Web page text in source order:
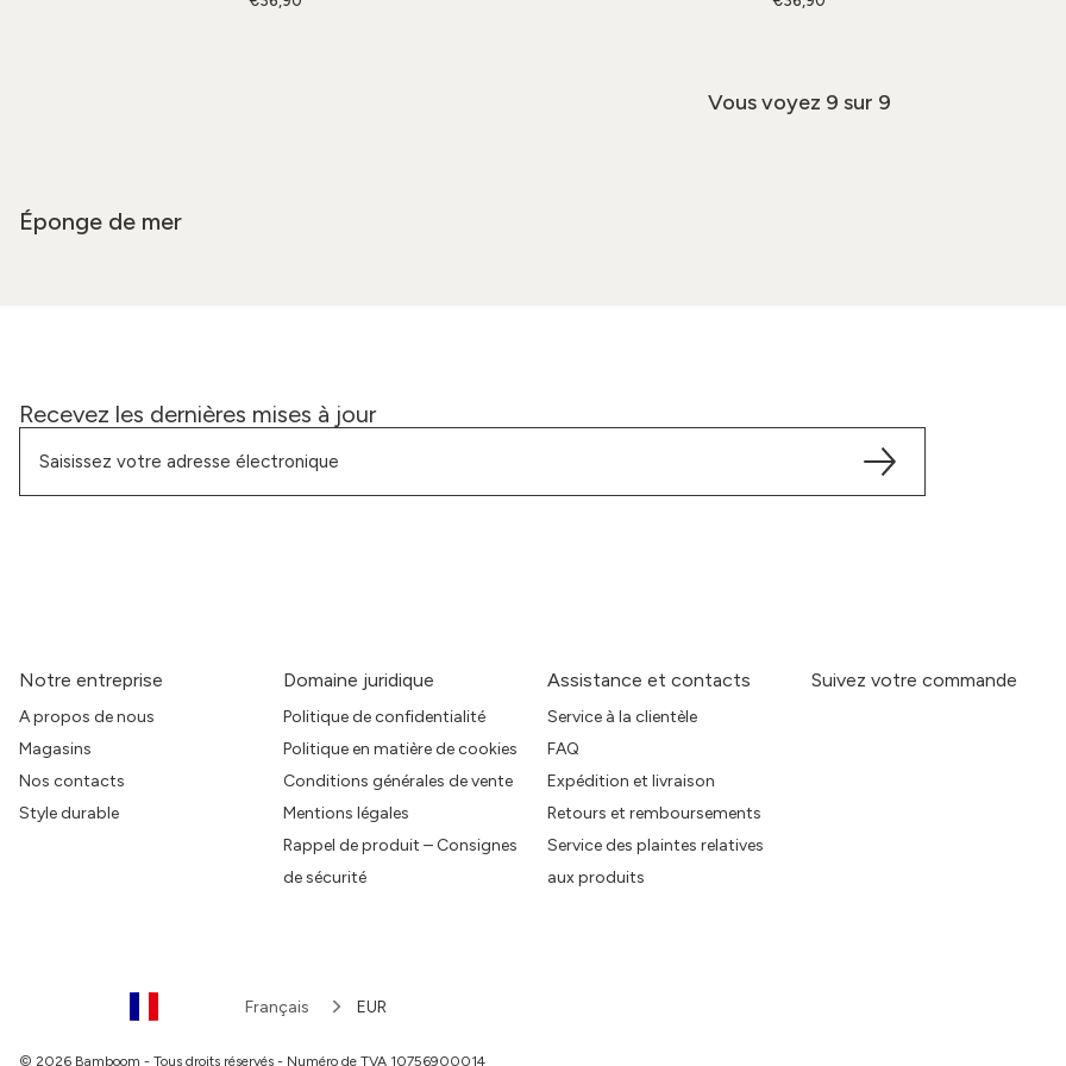
Vous voyez 9 sur 9
Éponge de mer
Recevez les dernières mises à jour
Notre entreprise
A propos de nous
Magasins
Nos contacts
Style durable
Domaine juridique
Politique de confidentialité
Politique en matière de cookies
Conditions générales de vente
Mentions légales
Rappel de produit – Consignes
de sécurité
Assistance et contacts
Service à la clientèle
FAQ
Expédition et livraison
Retours et remboursements
Service des plaintes relatives
aux produits
Suivez votre commande
Français EUR
© 2026 Bamboom - Tous droits réservés - Numéro de TVA 10756900014